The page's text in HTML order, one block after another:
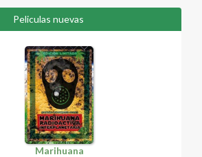
Peliculas nuevas
Marihuana